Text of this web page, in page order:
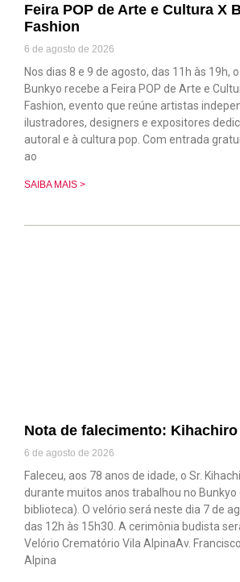
Feira POP de Arte e Cultura X
Fashion
6 de agosto de 2026
Nos dias 8 e 9 de agosto, das 11h às 19h,
Bunkyo recebe a Feira POP de Arte e
Fashion, evento que reúne artistas
ilustradores, designers e expositores
autoral e à cultura pop. Com entrada
ao
SAIBA MAIS >
Nota de falecimento: Kihachiro
6 de agosto de 2026
Faleceu, aos 78 anos de idade, o Sr.
durante muitos anos trabalhou no Bunkyo
biblioteca). O velório será neste dia 7 de
das 12h às 15h30. A cerimônia budista
Velório Crematório Vila AlpinaAv.
Alpina